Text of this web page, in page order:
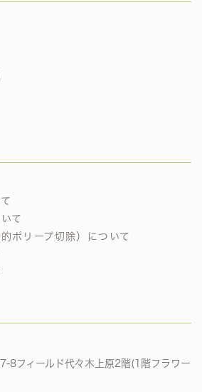
て
ポリープ切除）について
8フィールド代々木上原2階(1階フラワー